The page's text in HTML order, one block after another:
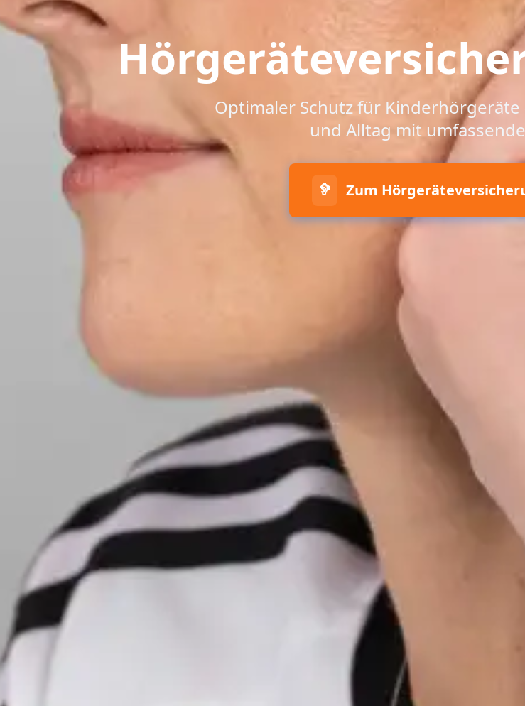
Optimaler Schutz für Kinderhörgeräte
und Alltag mit
🦻 Zum